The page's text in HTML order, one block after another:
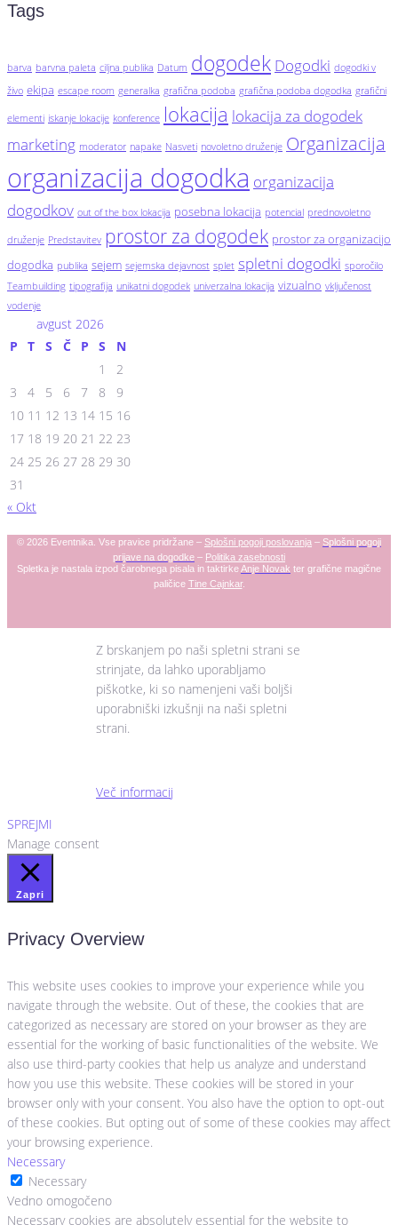
Tags
barva barvna paleta ciljna publika Datum dogodek Dogodki dogodki v
živo ekipa escape room generalka grafična podoba grafična podoba dogodka grafični
elementi iskanje lokacije konference lokacija lokacija za dogodek
marketing moderator napake Nasveti novoletno druženje Organizacija
organizacija dogodka organizacija
dogodkov out of the box lokacija posebna lokacija potencial prednovoletno
druženje Predstavitev prostor za dogodek prostor za organizacijo
dogodka publika sejem sejemska dejavnost splet spletni dogodki sporočilo
Teambuilding tipografija unikatni dogodek univerzalna lokacija vizualno vključenost
vodenje
avgust 2026
P
T S Č P S
N
1
2
3
4 5 6 7 8
9
10 11 12 13 14 15 16
17 18 19 20 21 22 23
24 25 26 27 28 29 30
31
« Okt
© 2026 Eventnika. Vse pravice pridržane – Splošni pogoji poslovanja – Splošni pogoji
prijave na dogodke – Politika zasebnosti
Spletka je nastala izpod čarobnega pisala in taktirkeAnje Novak ter grafične magične
paličice Tine Cajnkar.
Z brskanjem po naši spletni strani se
strinjate, da lahko uporabljamo
piškotke, ki so namenjeni vaši boljši
uporabniški izkušnji na naši spletni
strani.
Več informacij
SPREJMI
Manage consent
Zapri
Privacy Overview
This website uses cookies to improve your experience while you
navigate through the website. Out of these, the cookies that are
categorized as necessary are stored on your browser as they are
essential for the working of basic functionalities of the website. We
also use third-party cookies that help us analyze and understand
how you use this website. These cookies will be stored in your
browser only with your consent. You also have the option to opt-out
of these cookies. But opting out of some of these cookies may affect
your browsing experience.
Necessary
Necessary
Vedno omogočeno
Necessary cookies are absolutely essential for the website to